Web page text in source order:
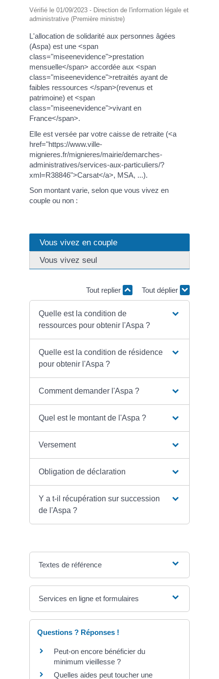
Vérifié le 01/09/2023 - Direction de l'information légale et
administrative (Première ministre)
L'allocation de solidarité aux personnes âgées
(Aspa) est une <span
class="miseenevidence">prestation
mensuelle</span> accordée aux <span
class="miseenevidence">retraités ayant de
faibles ressources </span>(revenus et
patrimoine) et <span
class="miseenevidence">vivant en
France</span>.
Elle est versée par votre caisse de retraite (<a
href="https://www.ville-
mignieres.fr/mignieres/mairie/demarches-
administratives/services-aux-particuliers/?
xml=R38846">Carsat</a>, MSA, ...).
Son montant varie, selon que vous vivez en
couple ou non :
Vous vivez en couple
Vous vivez seul
Tout replier Tout déplier
Quelle est la condition de
ressources pour obtenir l'Aspa ?
Quelle est la condition de résidence
pour obtenir l'Aspa ?
Comment demander l'Aspa ?
Quel est le montant de l'Aspa ?
Versement
Obligation de déclaration
Y a t-il récupération sur succession
de l'Aspa ?
Textes de référence
Services en ligne et formulaires
Questions ? Réponses !
Peut-on encore bénéficier du
minimum vieillesse ?
Quelles aides peut toucher une